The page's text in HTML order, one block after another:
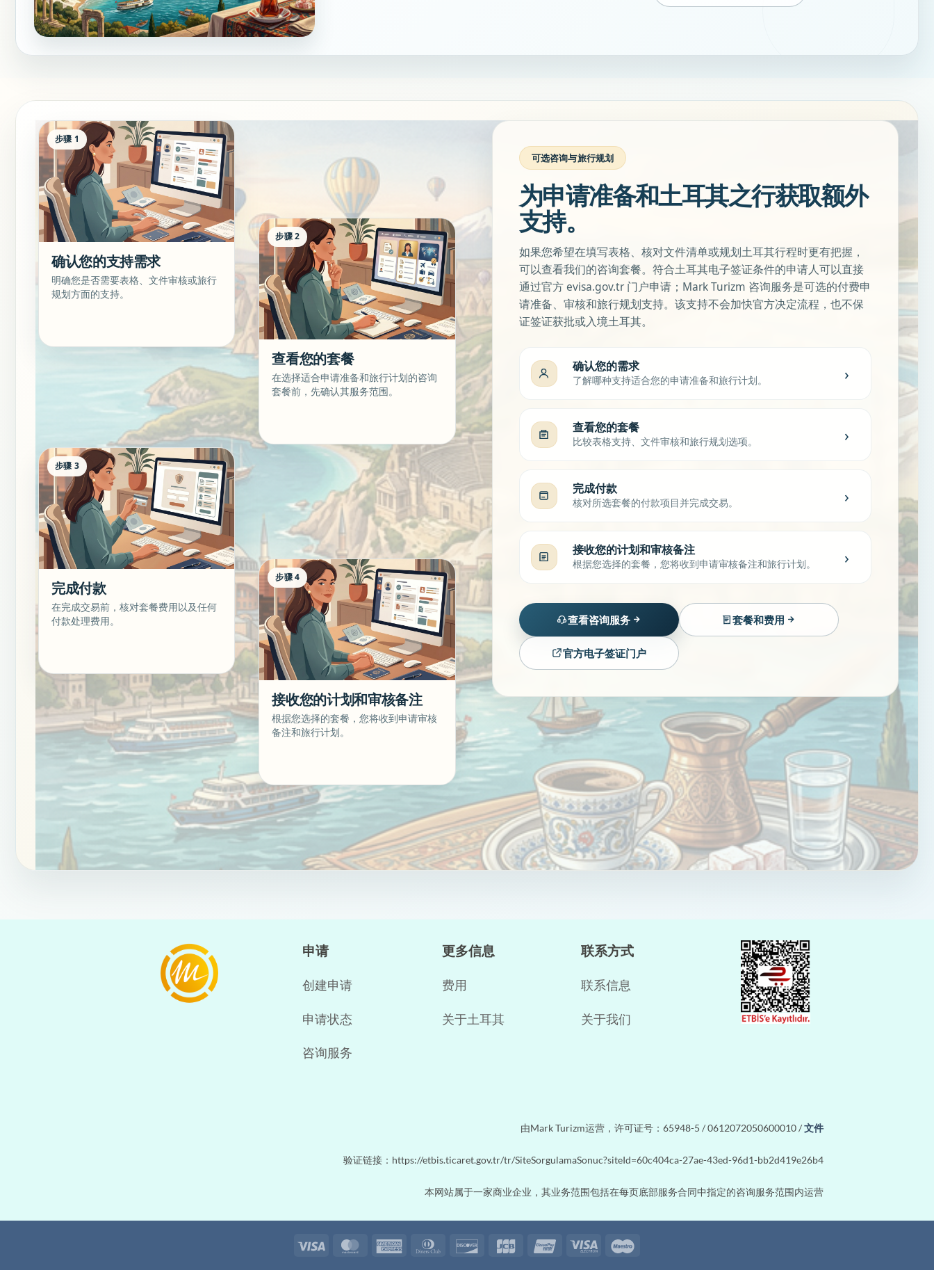
步骤 1
确认您的支持需求
明确您是否需要表格、文件审核或旅行
规划方面的支持。
步骤 2
查看您的套餐
在选择适合申请准备和旅行计划的咨询
套餐前，先确认其服务范围。
步骤 3
完成付款
在完成交易前，核对套餐费用以及任何
付款处理费用。
步骤 4
接收您的计划和审核备注
根据您选择的套餐，您将收到申请审核
备注和旅行计划。
可选咨询与旅行规划
为申请准备和土耳其之行获取额外
支持。
如果您希望在填写表格、核对文件清单或规划土耳其行程时更有把握，
可以查看我们的咨询套餐。符合土耳其电子签证条件的申请人可以直接
通过官方 evisa.gov.tr 门户申请；Mark Turizm 咨询服务是可选的付费申
请准备、审核和旅行规划支持。该支持不会加快官方决定流程，也不保
证签证获批或入境土耳其。
确认您的需求
了解哪种支持适合您的申请准备和旅行计划。 ›
查看您的套餐
比较表格支持、文件审核和旅行规划选项。 ›
完成付款
核对所选套餐的付款项目并完成交易。 ›
接收您的计划和审核备注
根据您选择的套餐，您将收到申请审核备注和旅行计划。 ›
查看咨询服务 套餐和费用
官方电子签证门户
申请
创建申请
申请状态
咨询服务
更多信息
费用
关于土耳其
联系方式
联系信息
关于我们
由Mark Turizm运营，许可证号：65948-5 / 0612072050600010 /文件
验证链接：https://etbis.ticaret.gov.tr/tr/SiteSorgulamaSonuc?siteId=60c404ca-27ae-43ed-96d1-bb2d419e26b4
本网站属于一家商业企业，其业务范围包括在每页底部服务合同中指定的咨询服务范围内运营
Visa MasterCardAmerican Dinners
Discover JCB UnionPay Visa